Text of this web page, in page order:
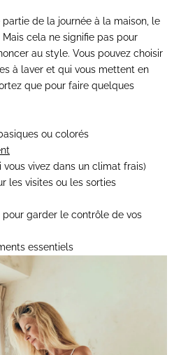
de la journée à la maison, le
cela ne signifie pas pour
au style. Vous pouvez choisir
à laver et qui vous mettent en
que pour faire quelques
ou colorés
vous vivez dans un climat frais)
les visites ou les sorties
garder le contrôle de vos
essentiels